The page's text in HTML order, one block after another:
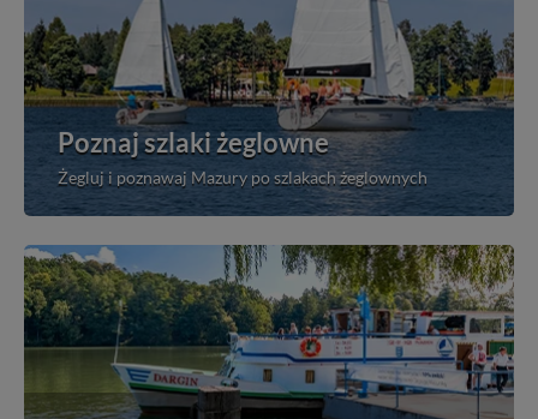
Poznaj szlaki żeglowne
Żegluj i poznawaj Mazury po szlakach żeglownych